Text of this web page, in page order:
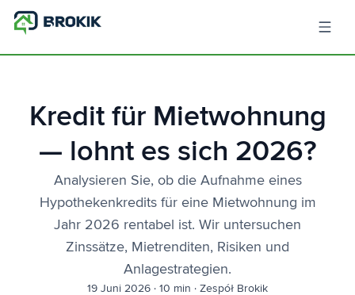
Kredit für Mietwohnung
— lohnt es sich 2026?
Analysieren Sie, ob die Aufnahme eines
Hypothekenkredits für eine Mietwohnung im
Jahr 2026 rentabel ist. Wir untersuchen
Zinssätze, Mietrenditen, Risiken und
Anlagestrategien.
19 Juni 2026 · 10 min · Zespół Brokik